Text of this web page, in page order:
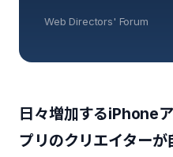
Web Directors' Forum
日々増加するiPhone
プリのクリエイター